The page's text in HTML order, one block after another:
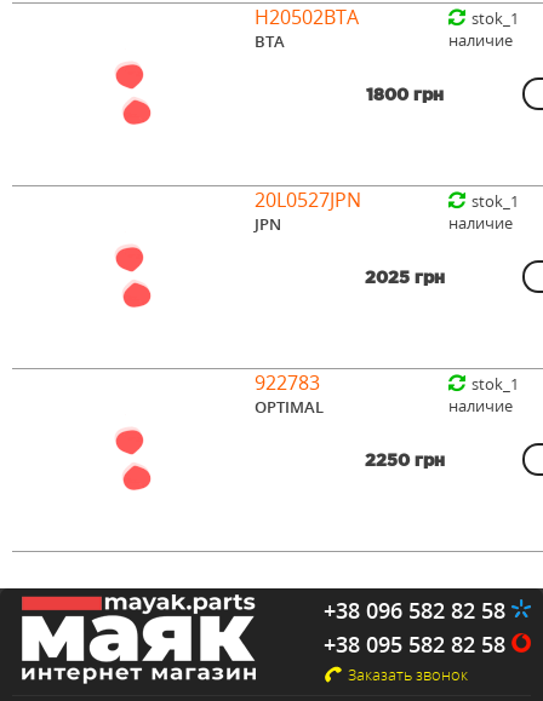
H20502BTA
BTA
1800 грн
stok_1
наличие
20L0527JPN
JPN
2025 грн
stok_1
наличие
922783
OPTIMAL
2250 грн
stok_1
наличие
+38 096 582 82 58
+38 095 582 82 58
Заказать звонок